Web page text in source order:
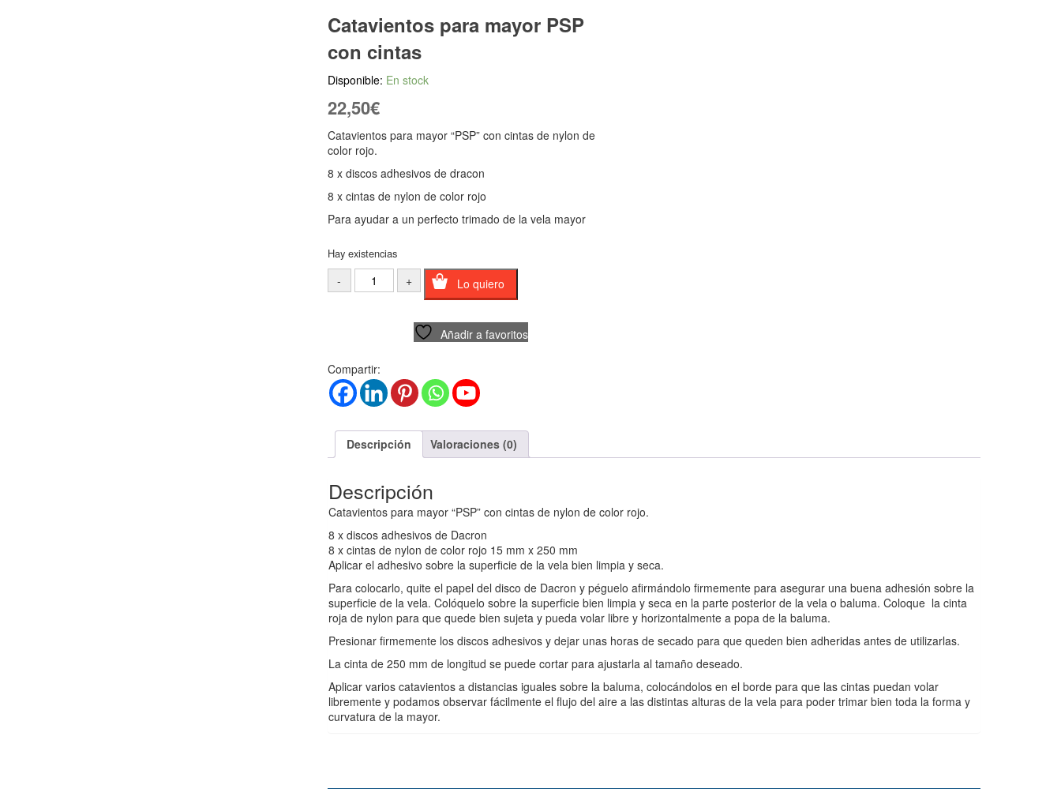
Catavientos para mayor PSP
con cintas
Disponible: En stock
22,50€
Catavientos para mayor “PSP” con cintas de nylon de
color rojo.
8 x discos adhesivos de dracon
8 x cintas de nylon de color rojo
Para ayudar a un perfecto trimado de la vela mayor
Hay existencias
Lo quiero
Añadir a favoritos
Compartir:
Descripción Valoraciones (0)
Descripción
Catavientos para mayor “PSP” con cintas de nylon de color rojo.
8 x discos adhesivos de Dacron
8 x cintas de nylon de color rojo 15 mm x 250 mm
Aplicar el adhesivo sobre la superficie de la vela bien limpia y seca.
Para colocarlo, quite el papel del disco de Dacron y péguelo afirmándolo firmemente para asegurar una buena adhesión sobre la
superficie de la vela. Colóquelo sobre la superficie bien limpia y seca en la parte posterior de la vela o baluma. Coloque la cinta
roja de nylon para que quede bien sujeta y pueda volar libre y horizontalmente a popa de la baluma.
Presionar firmemente los discos adhesivos y dejar unas horas de secado para que queden bien adheridas antes de utilizarlas.
La cinta de 250 mm de longitud se puede cortar para ajustarla al tamaño deseado.
Aplicar varios catavientos a distancias iguales sobre la baluma, colocándolos en el borde para que las cintas puedan volar
libremente y podamos observar fácilmente el flujo del aire a las distintas alturas de la vela para poder trimar bien toda la forma y
curvatura de la mayor.